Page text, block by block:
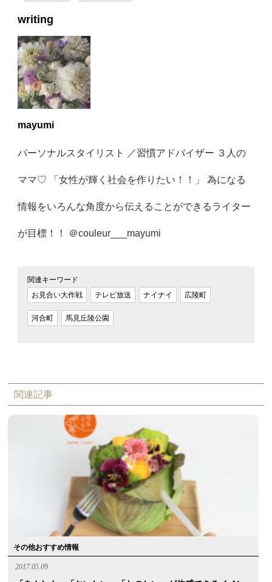
writing
mayumi
パーソナルスタイリスト ／習慣アドバイザー ３人の
ママ♡ 「女性が輝く社会を作りたい！！」 為になる
情報をいろんな角度から伝えることができるライター
が目標！！ ＠couleur___mayumi
関連キーワード
お見合い大作戦
テレビ放送 ナイナイ 広陵町
河合町 馬見丘陵公園
関連記事
その他おすすめ情報
2017.05.09